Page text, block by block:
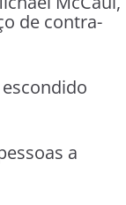
de contra-
a